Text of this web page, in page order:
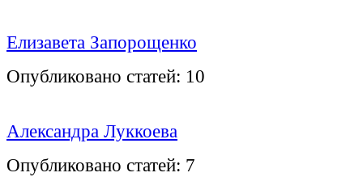
Елизавета Запорощенко
Опубликовано статей: 10
Александра Луккоева
Опубликовано статей: 7